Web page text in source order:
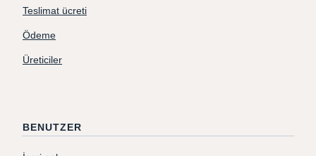
Teslimat ücreti
Ödeme
Üreticiler
BENUTZER